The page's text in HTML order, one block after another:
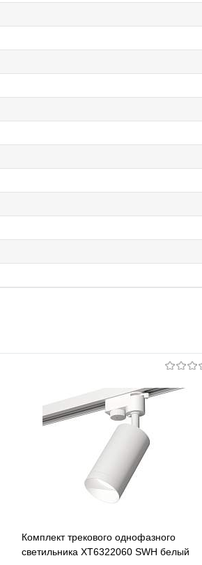
Комплект трекового однофазного
светильника XT6322060 SWH белый